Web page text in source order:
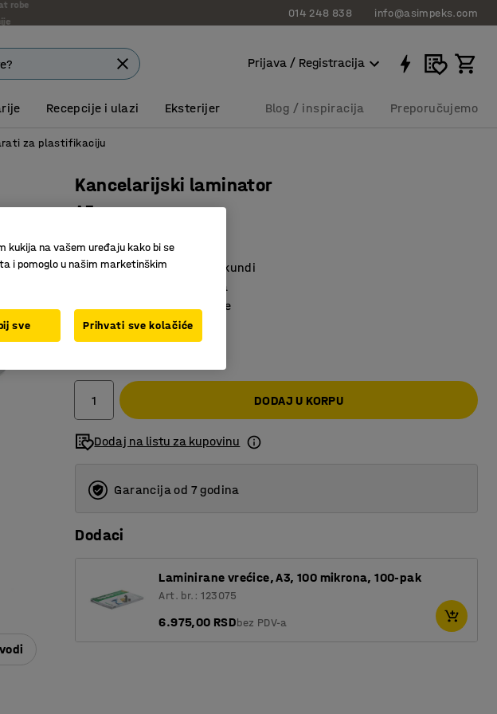
014 248 838 info@asimpeks.com
Prijava / Registracija
Recepcije i ulazi Eksterijer Blog / inspiracija Preporučujemo
za plastifikaciju
Kancelarijski laminator
A3
Vreme zagrevanja 60 sekundi
Laminati 80-125 mikrona
Automatsko isključivanje
34.961,00 RSD
DODAJ U KORPU
Dodaj na listu za kupovinu
Garancija od 7 godina
Dodaci
Laminirane vrećice, A3, 100 mikrona, 100-pak
Art. br.: 123075
6.975,00 RSDbez PDV-a
kukija na vašem uređaju kako bi se
i pomoglo u našim marketinškim
sve Prihvati sve kolačiće